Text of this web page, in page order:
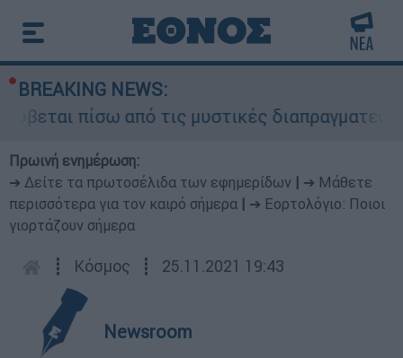
BREAKING NEWS:
πίσω από τις μυστικές
Πρωινή ενημέρωση:
➔ Δείτε τα πρωτοσέλιδα των εφημερίδων
➔ Μάθετε
περισσότερα για τον καιρό σήμερα
➔ Εορτολόγιο: Ποιοι
γιορτάζουν σήμερα
┋ Κόσμος ┋ 25.11.2021 19:43
Newsroom